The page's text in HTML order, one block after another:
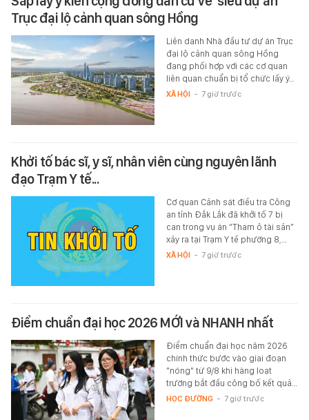
Trục đại lộ cảnh quan sông Hồng
Liên danh Nhà đầu tư dự án Trục
đại lộ cảnh quan sông Hồng
đang phối hợp với các cơ quan
liên quan chuẩn bị tổ chức lấy ý…
XÃ HỘI - 7 giờ trước
Khởi tố bác sĩ, y sĩ, nhân viên cùng nguyên lãnh
đạo Trạm Y tế...
Cơ quan Cảnh sát điều tra Công
an tỉnh Đắk Lắk đã khởi tố 7 bị
can trong vụ án “Tham ô tài sản”
xảy ra tại Trạm Y tế phường 8,…
XÃ HỘI - 7 giờ trước
Điểm chuẩn đại học 2026 MỚI và NHANH nhất
Điểm chuẩn đại học năm 2026
chính thức bước vào giai đoạn
"nóng" từ 9/8 khi hàng loạt
trường bắt đầu công bố kết quả…
HỌC ĐƯỜNG - 7 giờ trước